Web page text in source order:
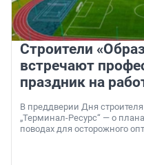
Строители
встречают
праздник на
В преддверии Дня
„Терминал-Ресурс“ — о
поводах для осторожного